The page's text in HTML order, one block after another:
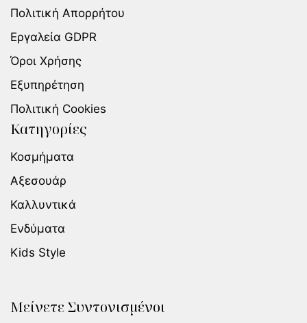
Πολιτική Απορρήτου
Εργαλεία GDPR
Όροι Χρήσης
Εξυπηρέτηση
Πολιτική Cookies
Κατηγορίες
Κοσμήματα
Αξεσουάρ
Καλλυντικά
Ενδύματα
Kids Style
Μείνετε Συντονισμένοι